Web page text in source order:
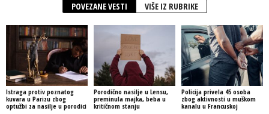
POVEZANE VESTI VIŠE IZ RUBRIKE
Istraga protiv poznatog
kuvara u Parizu zbog
optužbi za nasilje u porodici
Porodično nasilje u Lensu,
preminula majka, beba u
kritičnom stanju
Policija privela 45 osoba
zbog aktivnosti u muškom
kanalu u Francuskoj